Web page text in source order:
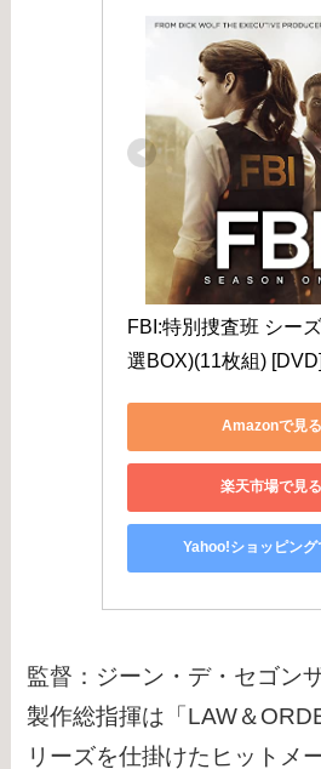
FBI:特別捜査班 シー
選BOX)(11枚組) [DVD]
Amazonで見る
楽天市場で見る
Yahoo!ショッピング
監督：ジーン・デ・セゴン
製作総指揮は「LAW＆
リーズを仕掛けたヒットメ